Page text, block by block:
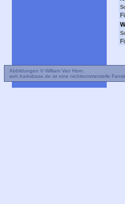
Abbildungen © William Van Horn.
wvh.barksbase.de ist eine nichtkommerzielle